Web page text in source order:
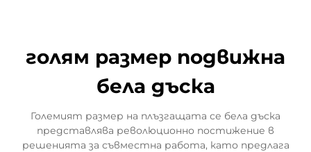
голям размер подвижна
бела дъска
Големият размер на плъзгащата се бела дъска
представлява революционно постижение в
решенията за съвместна работа, като предлага